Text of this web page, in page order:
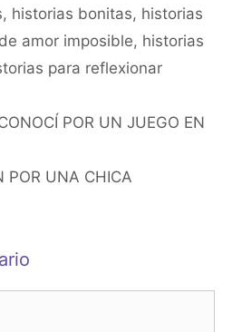
e
, historias bonitas, historias
amor imposible, historias
para reflexionar
POR UN JUEGO EN
POR UNA CHICA